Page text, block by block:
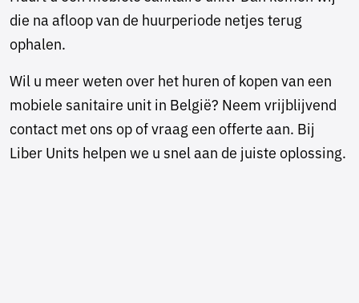
die na afloop van de huurperiode netjes terug
ophalen.
Wil u meer weten over het huren of kopen van een
mobiele sanitaire unit in België? Neem vrijblijvend
contact met ons op of vraag een offerte aan. Bij
Liber Units helpen we u snel aan de juiste oplossing.